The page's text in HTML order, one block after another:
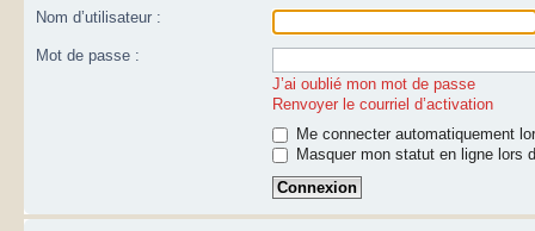
Nom d’utilisateur :
Mot de passe :
J’ai oublié mon mot de passe
Renvoyer le courriel d’activation
Me connecter automatiquement
Masquer mon statut en ligne lors